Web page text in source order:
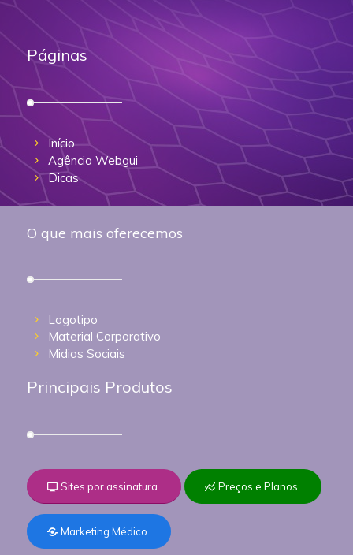
Páginas
Início
Agência Webgui
Dicas
O que mais oferecemos
Logotipo
Material Corporativo
Midias Sociais
Principais Produtos
Sites por assinatura Preços e Planos
Marketing Médico